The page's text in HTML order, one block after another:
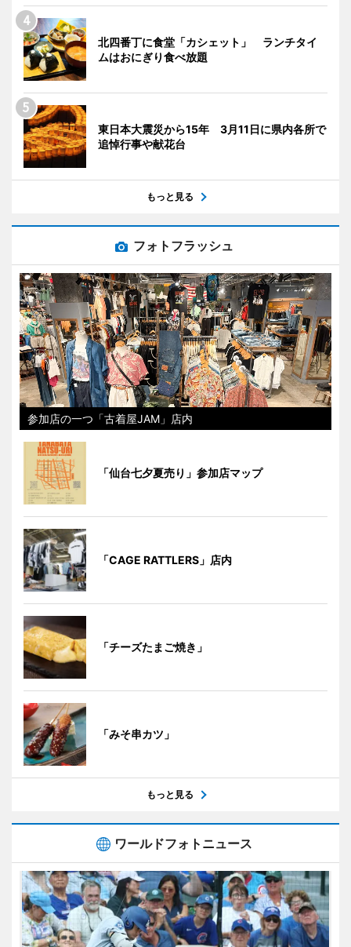
北四番丁に食堂「カシェット」 ランチタイ
ムはおにぎり食べ放題
東日本大震災から15年 3月11日に県内各所で
追悼行事や献花台
もっと見る
フォトフラッシュ
参加店の一つ「古着屋JAM」店内
「仙台七夕夏売り」参加店マップ
「CAGE RATTLERS」店内
「チーズたまご焼き」
「みそ串カツ」
もっと見る
ワールドフォトニュース